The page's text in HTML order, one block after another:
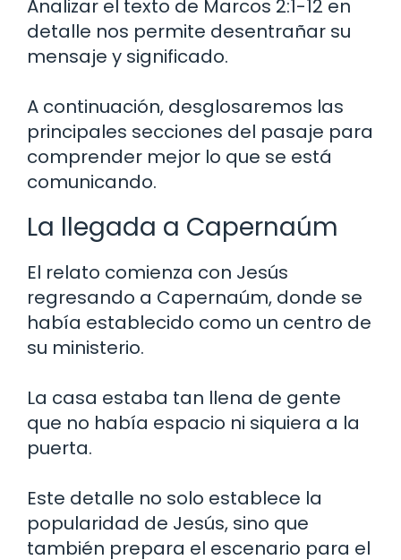
Analizar el texto de Marcos 2:1-12 en
detalle nos permite desentrañar su
mensaje y significado.
A continuación, desglosaremos las
principales secciones del pasaje para
comprender mejor lo que se está
comunicando.
La llegada a Capernaúm
El relato comienza con Jesús
regresando a Capernaúm, donde se
había establecido como un centro de
su ministerio.
La casa estaba tan llena de gente
que no había espacio ni siquiera a la
puerta.
Este detalle no solo establece la
popularidad de Jesús, sino que
también prepara el escenario para el